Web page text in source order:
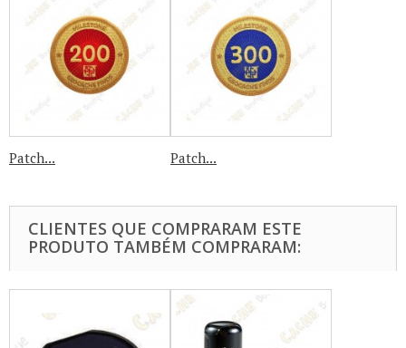
Patch... Patch...
CLIENTES QUE COMPRARAM ESTE
PRODUTO TAMBÉM COMPRARAM: